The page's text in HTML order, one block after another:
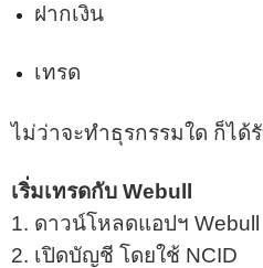
ฝากเงิน
เทรด
ไม่ว่าจะทำธุรกรรมใด ก็ได้
เริ่มเทรดกับ Webull
1. ดาวน์โหลดแอปฯ Webull
2. เปิดบัญชี โดยใช้ NCID